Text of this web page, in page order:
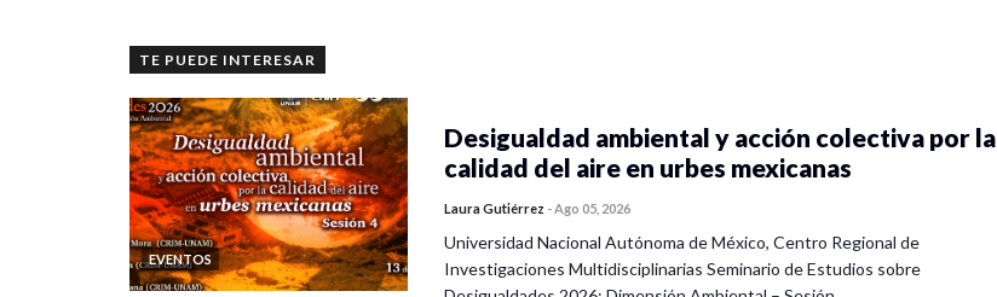
TE PUEDE INTERESAR
EVENTOS
Desigualdad ambiental y acción colectiva por la
calidad del aire en urbes mexicanas
Laura Gutiérrez -Ago 05, 2026
Universidad Nacional Autónoma de México, Centro Regional de
Investigaciones Multidisciplinarias Seminario de Estudios sobre